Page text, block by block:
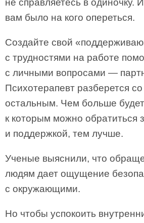
не справляетесь в одиночку.
вам было на кого опереться.
Создайте свой
с трудностями на работе
с личными вопросами —
Психотерапевт разберется
остальным. Чем больше
к которым можно обратиться
и поддержкой, тем лучше.
Ученые выяснили, что
людям дает ощущение
с окружающими.
Но чтобы успокоить